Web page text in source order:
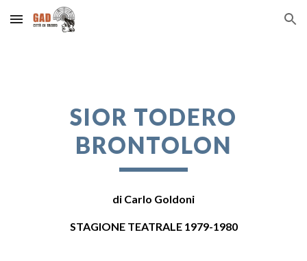
Skip to main content Skip to navigation
SIOR TODERO
BRONTOLON
di Carlo Goldoni
STAGIONE TEATRALE 1979-1980